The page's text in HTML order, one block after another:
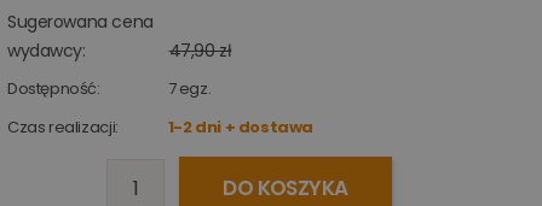
Sugerowana cena
wydawcy:
47,90 zł
Dostępność: 7egz.
Czas realizacji:
1-2 dni + dostawa
DO KOSZYKA